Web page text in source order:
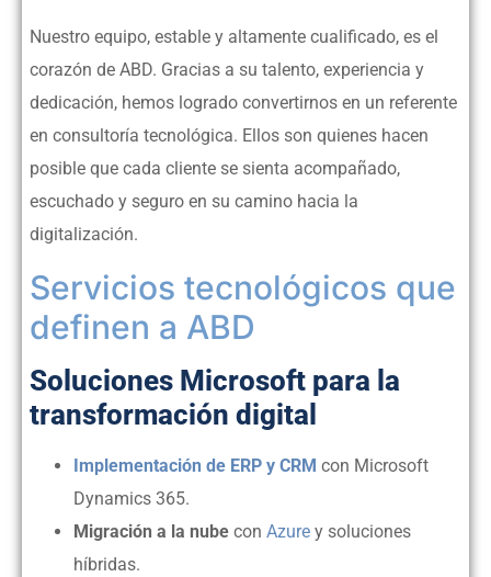
Nuestro equipo, estable y altamente cualificado, es el
corazón de ABD. Gracias a su talento, experiencia y
dedicación, hemos logrado convertirnos en un referente
en consultoría tecnológica. Ellos son quienes hacen
posible que cada cliente se sienta acompañado,
escuchado y seguro en su camino hacia la
digitalización.
Servicios tecnológicos que
definen a ABD
Soluciones Microsoft para la
transformación digital
Implementación de ERP y CRM con Microsoft
Dynamics 365.
Migración a la nube con Azure y soluciones
híbridas.